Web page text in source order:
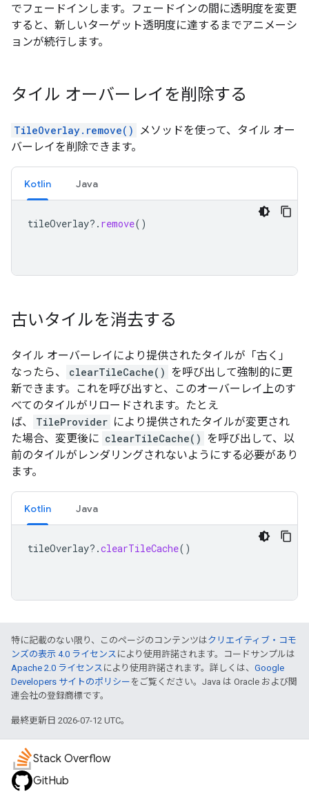
でフェードインします。フェードインの間に透明度を変更
すると、新しいターゲット透明度に達するまでアニメーシ
ョンが続行します。
タイル オーバーレイを削除する
TileOverlay.remove()
メソッドを使って、タイル オー
バーレイを削除できます。
Kotlin Java
tileOverlay?. remove()
古いタイルを消去する
タイル オーバーレイにより提供されたタイルが「古く」
なったら、
clearTileCache() を呼び出して強制的に更
新できます。これを呼び出すと、このオーバーレイ上のす
べてのタイルがリロードされます。たとえ
ば、
TileProvider により提供されたタイルが変更され
た場合、変更後に clearTileCache() を呼び出して、以
前のタイルがレンダリングされないようにする必要があり
ます。
Kotlin Java
tileOverlay?.clearTileCache()
特に記載のない限り、このページのコンテンツはクリエイティブ・コモ
ンズの表示 4.0 ライセンス により使用許諾されます。コードサンプルは
Apache 2.0 ライセンス により使用許諾されます。詳しくは、 Google
Developers サイトのポリシー をご覧ください。Java は Oracle および関
連会社の登録商標です。
最終更新日 2026-07-12 UTC。
Stack Overflow
GitHub